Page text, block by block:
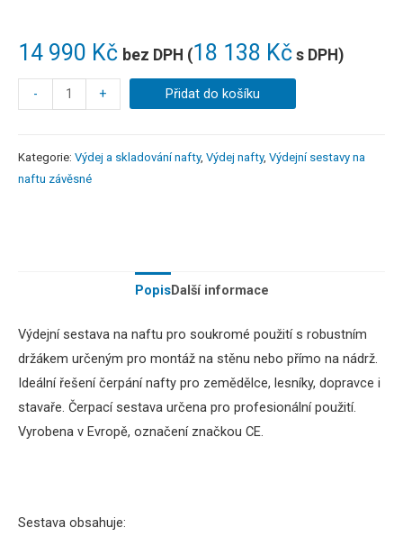
14 990 Kč bez DPH (18 138 Kč s DPH)
- + Přidat do košíku
Kategorie: Výdej a skladování nafty, Výdej nafty, Výdejní sestavy na
naftu závěsné
PopisDalší informace
Výdejní sestava na naftu pro soukromé použití s robustním
držákem určeným pro montáž na stěnu nebo přímo na nádrž.
Ideální řešení čerpání nafty pro zemědělce, lesníky, dopravce i
stavaře. Čerpací sestava určena pro profesionální použití.
Vyrobena v Evropě, označení značkou CE.
Sestava obsahuje: